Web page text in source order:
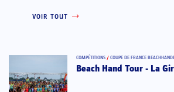
VOIR TOUT
COMPÉTITIONS / COUPE DE FRANCE
Beach Hand Tour - La